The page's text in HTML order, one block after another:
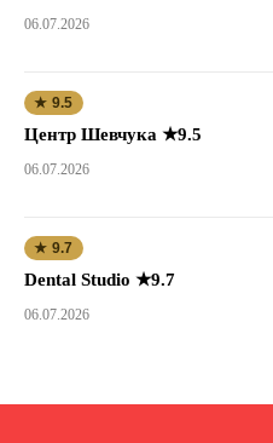
06.07.2026
★ 9.5
Центр Шевчука ★9.5
06.07.2026
★ 9.7
Dental Studio ★9.7
06.07.2026